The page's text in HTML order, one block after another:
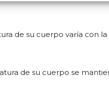
de su cuerpo varía con
de su cuerpo se